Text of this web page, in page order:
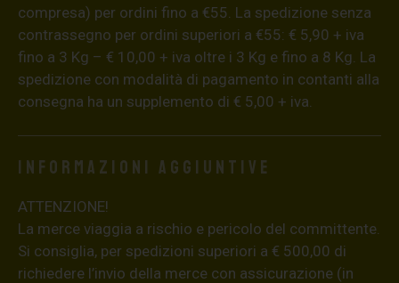
compresa) per ordini fino a €55. La spedizione senza
contrassegno per ordini superiori a €55: € 5,90 + iva
fino a 3 Kg – € 10,00 + iva oltre i 3 Kg e fino a 8 Kg. La
spedizione con modalità di pagamento in contanti alla
consegna ha un supplemento di € 5,00 + iva.
Informazioni aggiuntive
ATTENZIONE!
La merce viaggia a rischio e pericolo del committente.
Si consiglia, per spedizioni superiori a € 500,00 di
richiedere l’invio della merce con assicurazione (in